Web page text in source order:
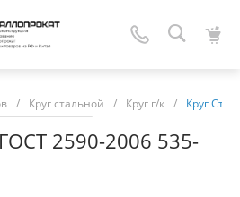
/ Круг стальной / Круг г/к / Круг Ст3
2590-2006 535-